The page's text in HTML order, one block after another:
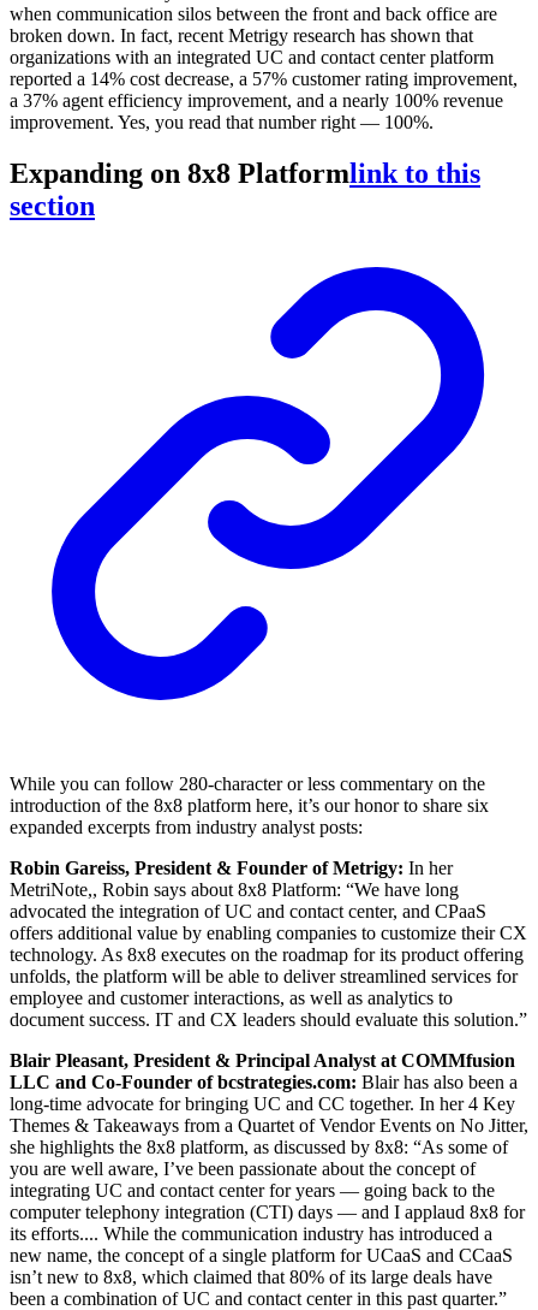
when communication silos between the front and back office are
broken down. In fact, recent Metrigy research has shown that
organizations with an integrated UC and contact center platform
reported a 14% cost decrease, a 57% customer rating improvement,
a 37% agent efficiency improvement, and a nearly 100% revenue
improvement. Yes, you read that number right — 100%.
Expanding on 8x8 Platformlink to this
section
While you can follow 280-character or less commentary on the
introduction of the 8x8 platform here, it’s our honor to share six
expanded excerpts from industry analyst posts:
Robin Gareiss, President & Founder of Metrigy: In her
MetriNote,, Robin says about 8x8 Platform: “We have long
advocated the integration of UC and contact center, and CPaaS
offers additional value by enabling companies to customize their CX
technology. As 8x8 executes on the roadmap for its product offering
unfolds, the platform will be able to deliver streamlined services for
employee and customer interactions, as well as analytics to
document success. IT and CX leaders should evaluate this solution.”
Blair Pleasant, President & Principal Analyst at COMMfusion
LLC and Co-​Founder of bcstrategies.com: Blair has also been a
long-time advocate for bringing UC and CC together. In her 4 Key
Themes & Takeaways from a Quartet of Vendor Events on No Jitter,
she highlights the 8x8 platform, as discussed by 8x8: “As some of
you are well aware, I’ve been passionate about the concept of
integrating UC and contact center for years — going back to the
computer telephony integration (CTI) days — and I applaud 8x8 for
its efforts.... While the communication industry has introduced a
new name, the concept of a single platform for UCaaS and CCaaS
isn’t new to 8x8, which claimed that 80% of its large deals have
been a combination of UC and contact center in this past quarter.”